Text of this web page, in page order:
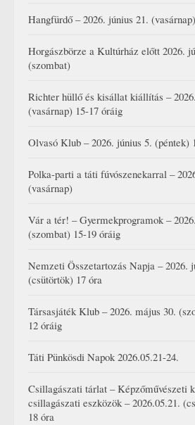
Hangfürdő – 2026. június 21. (vasárnap)
Horgászbörze a Kultúrház előtt 2026.
(szombat)
Richter hüllő és kisállat kiállítás –
(vasárnap) 15-17 óráig
Olvasó Klub – 2026. június 5. (péntek)
Polka-parti a táti fúvószenekarral –
(vasárnap)
Vár a tér! – Gyermekprogramok –
(szombat) 15-19 óráig
Nemzeti Összetartozás Napja – 2026.
(csütörtök) 17 óra
Társasjáték Klub – 2026. május 30.
12 óráig
Táti Pünkösdi Napok 2026.05.21-24.
Csillagászati tárlat – Képzőművészeti
csillagászati eszközök – 2026.05.21.
18 óra